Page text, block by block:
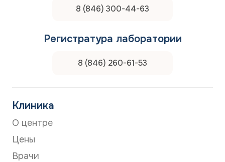
8 (846) 300-44-63
Регистратура лаборатории
8 (846) 260-61-53
Клиника
О центре
Цены
Врачи